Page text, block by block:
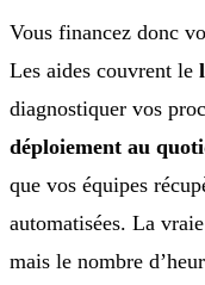
Vous financez donc
Les aides couvrent le
diagnostiquer vos
déploiement au
que vos équipes
automatisées. La
mais le nombre